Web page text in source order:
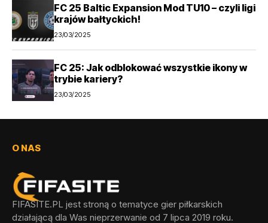
FC 25 Baltic Expansion Mod TU10 – czyli ligi
krajów bałtyckich!
23/03/2025
FC 25: Jak odblokować wszystkie ikony w
trybie kariery?
23/03/2025
O NAS
FIFASITE.PL jest stroną o tematyce gier piłkarskich
działającą dla Was nieprzerwanie od 7 lipca 2019 roku.